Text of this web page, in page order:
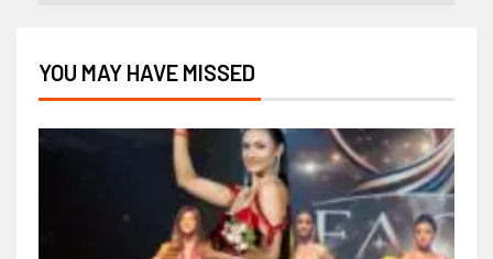
YOU MAY HAVE MISSED